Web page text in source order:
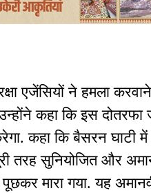
एजेंसियों ने हमला
कहा कि इस
कहा कि बैसरन घाटी में
तरह सुनियोजित और
मारा गया. यह